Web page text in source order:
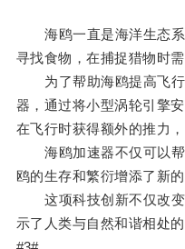
海鸥一直是海洋生态系
寻找食物，在捕捉猎物时
为了帮助海鸥提高飞行
器，通过将小型涡轮引擎
在飞行时获得额外的推力
海鸥加速器不仅可以帮
鸥的生存和繁衍增添了新的
这项科技创新不仅改变
示了人类与自然和谐相处的